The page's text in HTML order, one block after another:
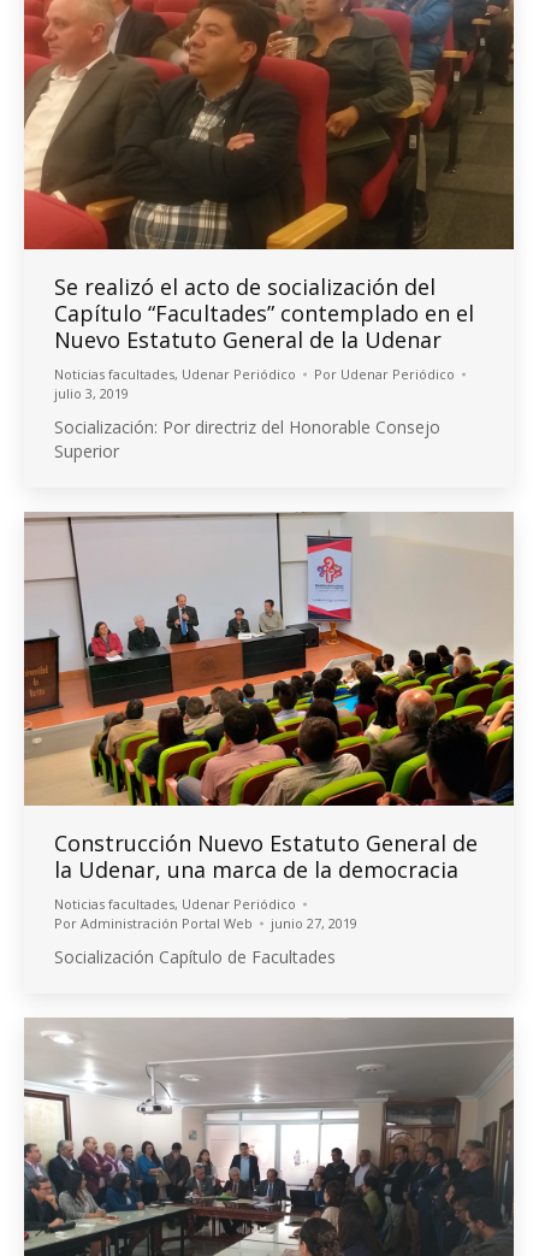
Se realizó el acto de socialización del
Capítulo “Facultades” contemplado en el
Nuevo Estatuto General de la Udenar
Noticias facultades, Udenar Periódico Por Udenar Periódico
julio 3, 2019
Socialización: Por directriz del Honorable Consejo
Superior
Construcción Nuevo Estatuto General de
la Udenar, una marca de la democracia
Noticias facultades, Udenar Periódico
Por Administración Portal Web junio 27, 2019
Socialización Capítulo de Facultades